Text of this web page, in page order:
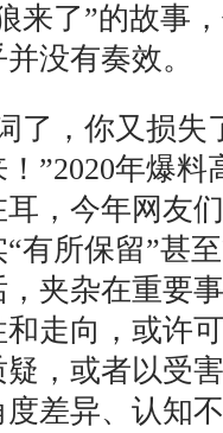
来了”的故事
没有奏效。
，你又损失
”2020年爆
，今年网友
有所保留”甚
夹杂在重要
走向，或许
，或者以受
差异、认知